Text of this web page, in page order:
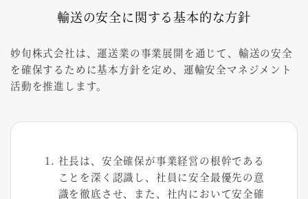
輸送の安全に関する基本的な方針
妙旬株式会社は、運送業の事業展開を通じて、 輸送の安全
を確保するために基本方針を定め、運輸安全マネジメント
活動を推進します。
社長は、安全確保が事業経営の根幹である
ことを深く認識し、社員に安全最優先の意
識を徹底させ、また、社内において安全確